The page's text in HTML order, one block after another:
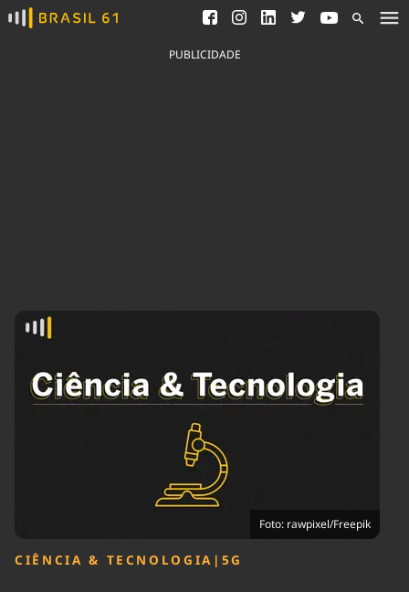
Ver todas as notícias
Saneamento
Indicadores
Agronegócios
Brasil Mineral
Ciência &
Tecnologia
Economia
Educação
Infraestrutura
Internacional
Política
Saúde
PUBLICIDADE
Foto: rawpixel/Freepik
CIÊNCIA & TECNOLOGIA | 5G